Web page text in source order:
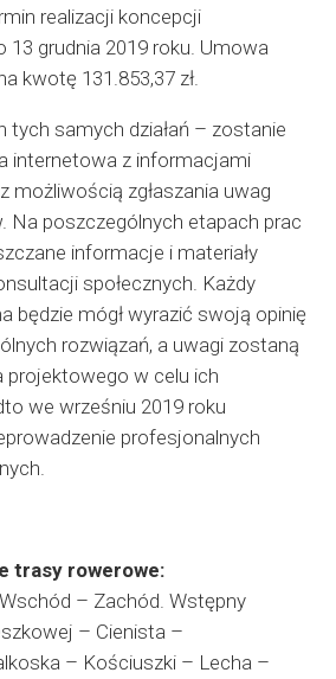
realizacji koncepcji
13 grudnia 2019 roku. Umowa
kwotę 131.853,37 zł.
tych samych działań – zostanie
internetowa z informacjami
możliwością zgłaszania uwag
Na poszczególnych etapach prac
informacje i materiały
społecznych. Każdy
będzie mógł wyrazić swoją opinię
rozwiązań, a uwagi zostaną
projektowego w celu ich
we wrześniu 2019 roku
profesjonalnych
trasy rowerowe:
– Zachód. Wstępny
– Cienista –
– Kościuszki – Lecha –